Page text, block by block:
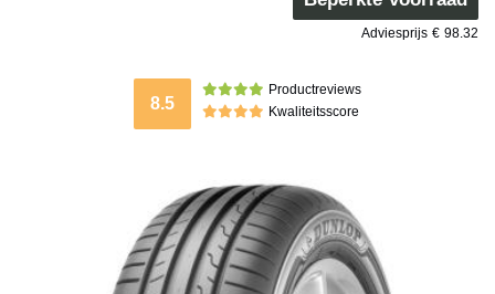
Adviesprijs € 98.32
8.5
Productreviews
Kwaliteitsscore